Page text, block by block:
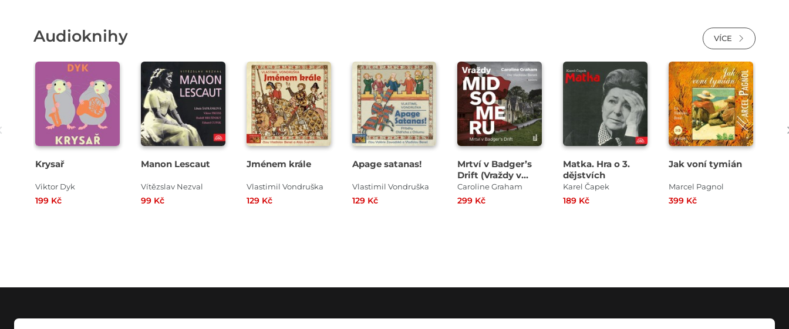
Audioknihy VÍCE
Krysař
Viktor Dyk
199 Kč
Přehrát
ukázku
Manon Lescaut
Vítězslav Nezval
99 Kč
Přehrát
ukázku
Jménem krále
Vlastimil Vondruška
129 Kč
Přehrát
ukázku
Apage satanas!
Vlastimil Vondruška
129 Kč
Přehrát
ukázku
Mrtví v Badger’s
Drift (Vraždy v
Midsomeru 1)
Caroline Graham
299 Kč
Přehrát
ukázku
Matka. Hra o 3.
dějstvích
Karel Čapek
189 Kč
Přehrát
Jak voní tymián
Marcel Pagnol
399 Kč
Přehrát
ukázku